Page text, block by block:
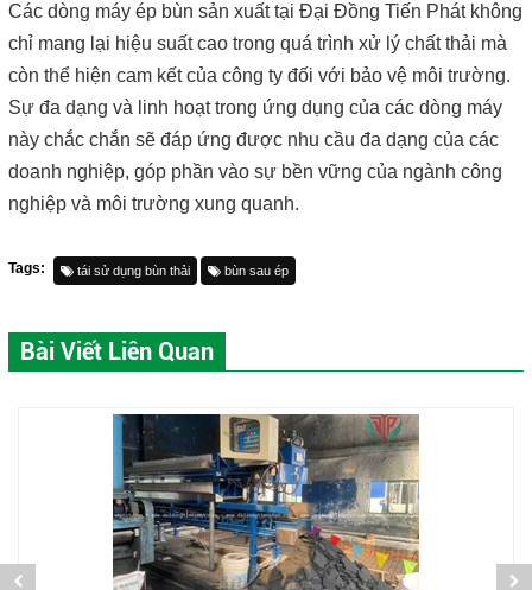
Các dòng máy ép bùn sản xuất tại Đại Đồng Tiến Phát không
chỉ mang lại hiệu suất cao trong quá trình xử lý chất thải mà
còn thể hiện cam kết của công ty đối với bảo vệ môi trường.
Sự đa dạng và linh hoạt trong ứng dụng của các dòng máy
này chắc chắn sẽ đáp ứng được nhu cầu đa dạng của các
doanh nghiệp, góp phần vào sự bền vững của ngành công
nghiệp và môi trường xung quanh.
Tags: tái sử dụng bùn thải bùn sau ép
Bài Viết Liên Quan